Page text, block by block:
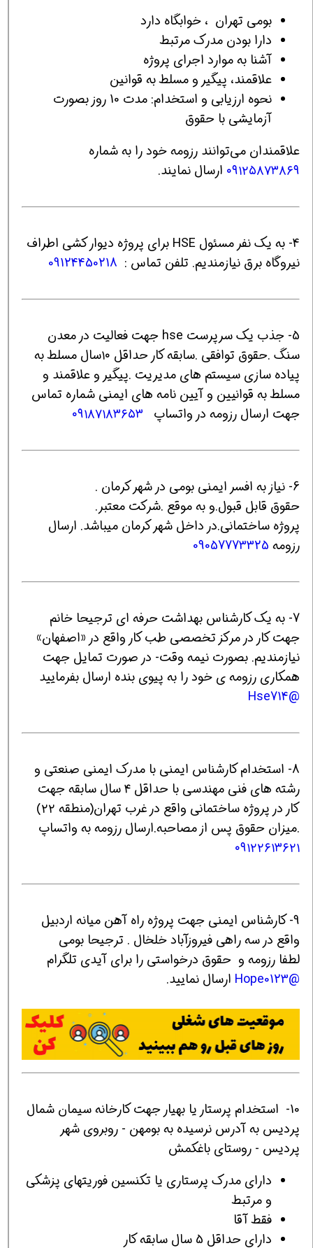
بومی تهران ، خوابگاه دارد
دارا بودن مدرک مرتبط
آشنا به موارد اجرای پروژه
علاقمند، پیگیر و مسلط به قوانین
نحوه ارزیابی و استخدام: مدت 10 روز بصورت
آزمایشی با حقوق
علاقمندان می‌توانند رزومه خود را به شماره
۰۹۱۲۵۸۷۳۸۶۹ ارسال نمایند.
4- به یک نفر مسئول HSE برای پروژه دیوار کشی اطراف
نیروگاه برق نیازمندیم. تلفن تماس : 09124450218
5- جذب یک سرپرست hse جهت فعالیت در معدن
سنگ .حقوق توافقی .سابقه کار حداقل ۱۰سال مسلط به
پیاده سازی سیستم های مدیریت .پیگیر و علاقمند و
مسلط به قوانیین و آیین نامه های ایمنی شماره تماس
جهت ارسال رزومه در واتساپ ۰۹۱۸۷۱۸۳۶۵۳
6- نیاز به افسر ایمنی بومی در شهر کرمان .
حقوق قابل قبول.و به موقع .شرکت معتبر.
پروژه ساختمانی.در داخل شهر کرمان میباشد. ارسال
رزومه 09057773325
7- به یک کارشناس بهداشت حرفه ای ترجیحا خانم
جهت کار در مرکز تخصصی طب کار واقع در «اصفهان»
نیازمندیم. بصورت نیمه وقت- در صورت تمایل جهت
همکاری رزومه ی خود را به پیوی بنده ارسال بفرمایید
@Hse714
8- استخدام کارشناس ایمنی با مدرک ایمنی صنعتی و
رشته های فنی مهندسی با حداقل ۴ سال سابقه جهت
کار در پروژه ساختمانی واقع در غرب تهران(منطقه ۲۲)
.میزان حقوق پس از مصاحبه.ارسال رزومه به واتساپ
۰۹۱۲۲۶۱۳۶۲۱
9- کارشناس ایمنی جهت پروژه راه آهن میانه اردبیل
واقع در سه راهی فیروزآباد خلخال . ترجیحا بومی
لطفا رزومه و حقوق درخواستی را برای آیدی تلگرام
@Hope0123
ارسال نمایید.
10- استخدام پرستار یا بهیار جهت کارخانه سیمان شمال
پردیس به آدرس نرسیده به بومهن - روبروی شهر
پردیس - روستای باغکمش
دارای مدرک پرستاری یا تکنسین فوریتهای پزشکی
و مرتبط
فقط آقا
دارای حداقل 5 سال سابقه کار